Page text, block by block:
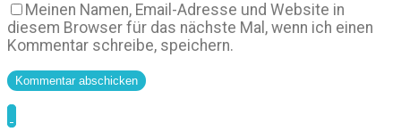
Meinen Namen, Email-Adresse und Website in
diesem Browser für das nächste Mal, wenn ich einen
Kommentar schreibe, speichern.